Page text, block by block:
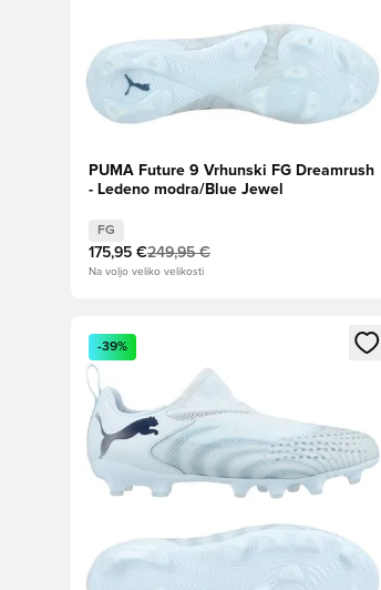
PUMA Future 9 Vrhunski FG Dreamrush
- Ledeno modra/Blue Jewel
FG
175,95 €249,95 €
Na voljo veliko velikosti
Odpre Modal za prijavo ali vpis kot član
-39%